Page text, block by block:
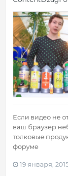
Если видео не
ваш браузер
толковые
форуме
19 января,